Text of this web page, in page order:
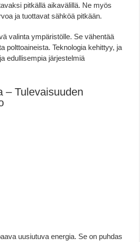
pitkällä aikavälillä. Ne myös
ja tuottavat sähköä pitkään.
valinta ympäristölle. Se vähentää
polttoaineista. Teknologia kehittyy, ja
edullisempia järjestelmiä
– Tulevaisuuden
uusiutuva energia. Se on puhdas